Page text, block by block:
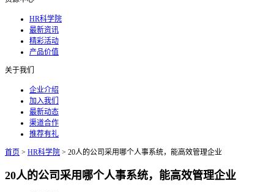
HR科学院
最新资讯
精彩活动
产品价值
关于我们
企业介绍
加入我们
最新动态
渠道合作
推荐有礼
首页 > HR科学院 > 20人的公司采用哪个人事系统，能高效管理企业
20人的公司采用哪个人事系统，能高效管理企业